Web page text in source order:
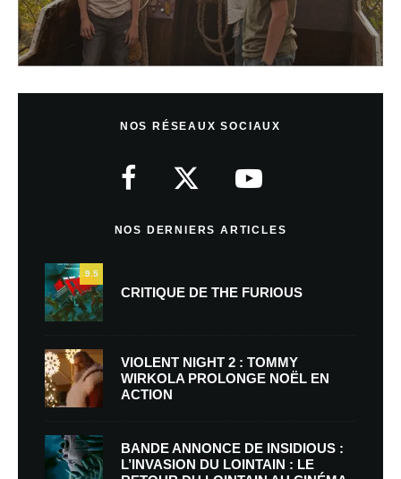
NOS RÉSEAUX SOCIAUX
NOS DERNIERS ARTICLES
9.5
CRITIQUE DE THE FURIOUS
VIOLENT NIGHT 2 : TOMMY
WIRKOLA PROLONGE NOËL EN
ACTION
BANDE ANNONCE DE INSIDIOUS :
L’INVASION DU LOINTAIN : LE